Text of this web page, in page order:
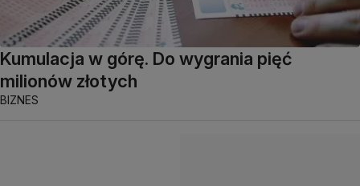
Kumulacja w górę. Do wygrania pięć
milionów złotych
BIZNES